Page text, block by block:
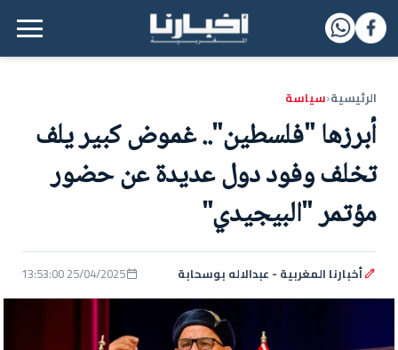
القائمة الرئيسية
الرئيسية‹سياسة
أبرزها "فلسطين".. غموض كبير يلف
تخلف وفود دول عديدة عن حضور
مؤتمر "البيجيدي"
أخبارنا المغربية - عبدالاله بوسحابة 25/04/2025 13:53:00